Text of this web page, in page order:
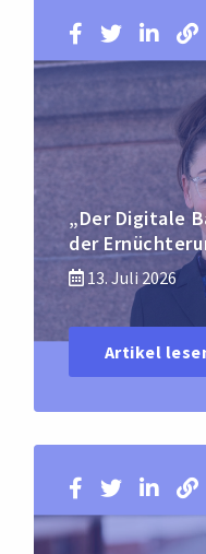
„Der Digitale
der
13. Juli 2026
Artikel